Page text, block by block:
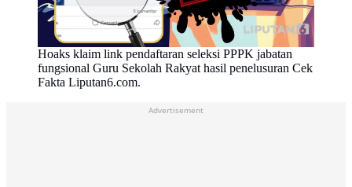
Hoaks klaim link pendaftaran seleksi PPPK jabatan
fungsional Guru Sekolah Rakyat hasil penelusuran Cek
Fakta Liputan6.com.
Advertisement